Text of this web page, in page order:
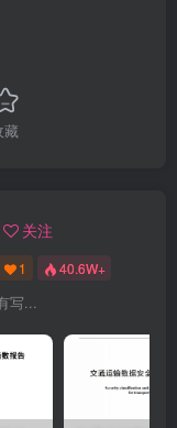
关村创蓝清洁空气产
关村储能产业技术联
联盟(EESA)、香港私
北京绿色金融
球绿色金融与可持续
台，致力于在绿色金
成为有全球影响力的
，马骏博士现任中国
北京绿色金融与可持
藏
关注
1 40.6W+
写...